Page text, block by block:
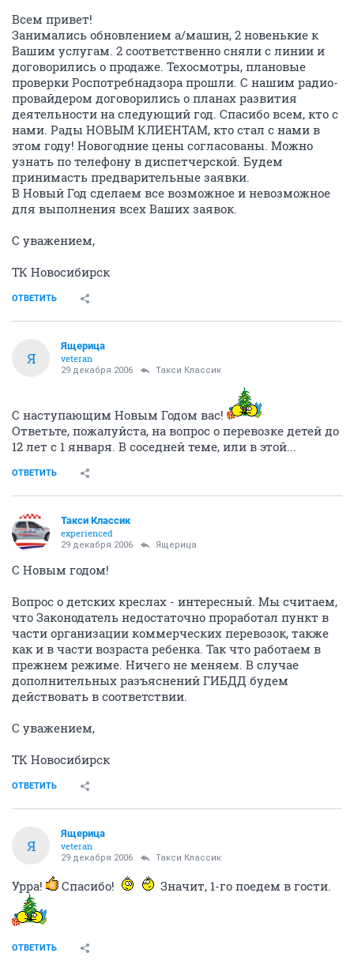
Всем привет!
Занимались обновлением а/машин, 2 новенькие к
Вашим услугам. 2 соответственно сняли с линии и
договорились о продаже. Техосмотры, плановые
проверки Роспотребнадзора прошли. С нашим радио-
провайдером договорились о планах развития
деятельности на следующий год. Спасибо всем, кто с
нами. Рады НОВЫМ КЛИЕНТАМ, кто стал с нами в
этом году! Новогодние цены согласованы. Можно
узнать по телефону в диспетчерской. Будем
принимасть предварительные заявки.
В Новый Год сделаем все возможное и невозможное
для выполнения всех Ваших заявок.
С уважением,
ТК Новосибирск
ОТВЕТИТЬ
Я
Ящерица
veteran
29 декабря 2006 Такси Классик
С наступающим Новым Годом вас!
Ответьте, пожалуйста, на вопрос о перевозке детей до
12 лет с 1 января. В соседней теме, или в этой...
ОТВЕТИТЬ
Такси Классик
experienced
29 декабря 2006 Ящерица
С Новым годом!
Вопрос о детских креслах - интересный. Мы считаем,
что Законодатель недостаточно проработал пункт в
части организации коммерческих перевозок, также
как и в части возраста ребенка. Так что работаем в
прежнем режиме. Ничего не меняем. В случае
дополнительных разъяснений ГИБДД будем
действовать в соответствии.
С уважением,
ТК Новосибирск
ОТВЕТИТЬ
Я
Ящерица
veteran
29 декабря 2006 Такси Классик
Урра! Спасибо! Значит, 1-го поедем в гости.
ОТВЕТИТЬ